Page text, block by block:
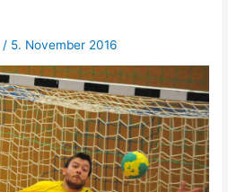
/ 5. November 2016